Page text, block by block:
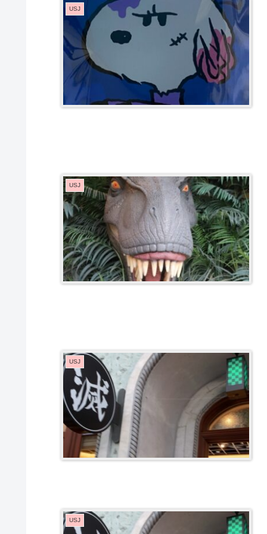
USJ
USJ
USJ
USJ